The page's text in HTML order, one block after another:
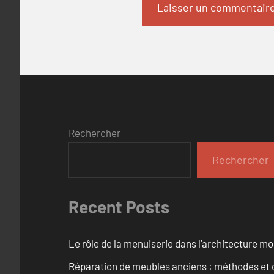
Rechercher
Rechercher
Recent Posts
Le rôle de la menuiserie dans l’architecture
Réparation de meubles anciens : méthodes et